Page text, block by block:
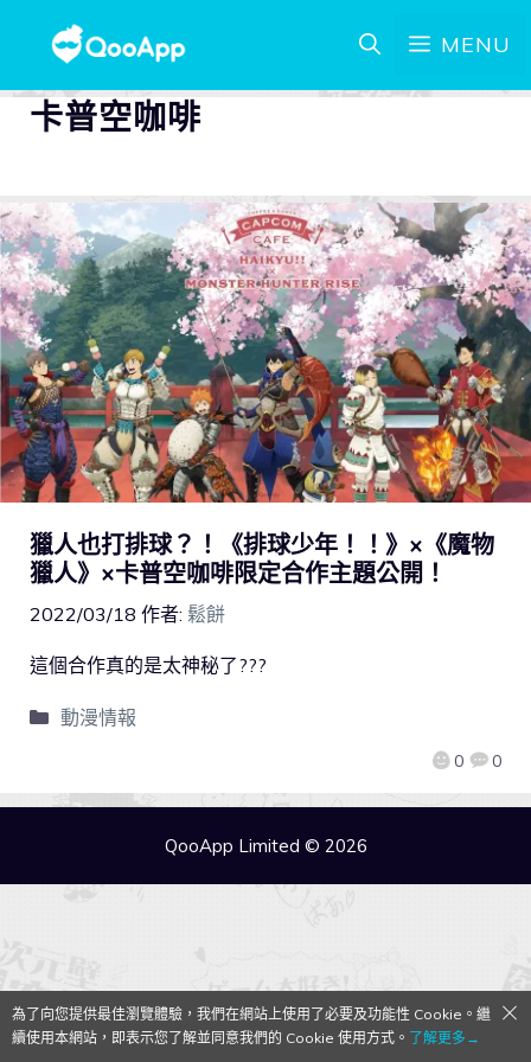
MENU
卡普空咖啡
獵人也打排球？！《排球少年！！》×《魔物
獵人》×卡普空咖啡限定合作主題公開！
2022/03/18 作者: 鬆餅
0 0
這個合作真的是太神秘了???
動漫情報
QooApp Limited © 2026
為了向您提供最佳瀏覽體驗，我們在網站上使用了必要及功能性 Cookie。繼
續使用本網站，即表示您了解並同意我們的 Cookie 使用方式。 了解更多→